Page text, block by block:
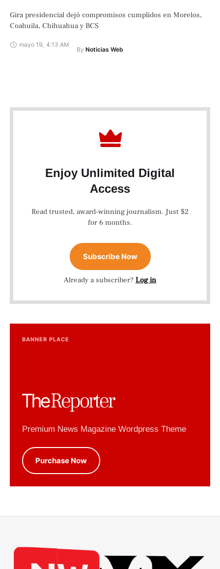
Gira presidencial dejó compromisos cumplidos en Morelos,
Coahuila, Chihuahua y BCS
mayo 19, 4:13 AM
By Noticias Web
Enjoy Unlimited Digital
Access
Read trusted, award-winning journalism. Just $2
for 6 months.
Subscribe Now
Already a subscriber? Log in
BANNER PLACE
Premium News Magazine Wordpress Theme
Purchase Now